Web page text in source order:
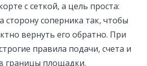
с сеткой, а цель проста:
сторону соперника так, чтобы
вернуть его обратно. При
правила подачи, счета и
границы площадки.